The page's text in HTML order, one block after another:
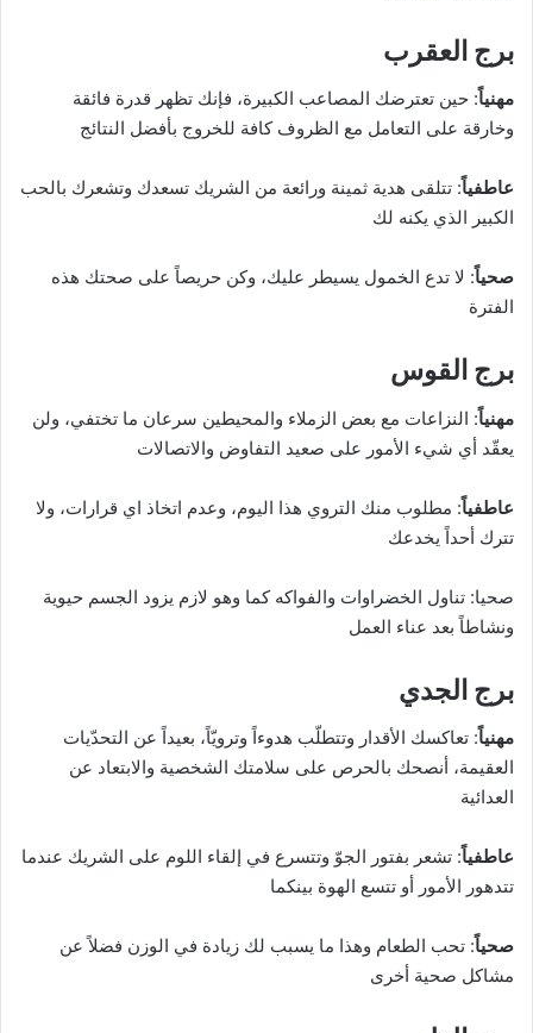
برج العقرب
مهنياً: حين تعترضك المصاعب الكبيرة، فإنك تظهر قدرة فائقة
وخارقة على التعامل مع الظروف كافة للخروج بأفضل النتائج
عاطفياً: تتلقى هدية ثمينة ورائعة من الشريك تسعدك وتشعرك بالحب
الكبير الذي يكنه لك
صحياً: لا تدع الخمول يسيطر عليك، وكن حريصاً على صحتك هذه
الفترة
برج القوس
مهنياً: النزاعات مع بعض الزملاء والمحيطين سرعان ما تختفي، ولن
يعقّد أي شيء الأمور على صعيد التفاوض والاتصالات
عاطفياً: مطلوب منك التروي هذا اليوم، وعدم اتخاذ اي قرارات، ولا
تترك أحداً يخدعك
صحيا: تناول الخضراوات والفواكه كما وهو لازم يزود الجسم حيوية
ونشاطاً بعد عناء العمل
برج الجدي
مهنياً: تعاكسك الأقدار وتتطلّب هدوءاً وترويّاً، بعيداً عن التحدّيات
العقيمة، أنصحك بالحرص على سلامتك الشخصية والابتعاد عن
العدائية
عاطفياً: تشعر بفتور الجوّ وتتسرع في إلقاء اللوم على الشريك عندما
تتدهور الأمور أو تتسع الهوة بينكما
صحياً: تحب الطعام وهذا ما يسبب لك زيادة في الوزن فضلاً عن
مشاكل صحية أخرى